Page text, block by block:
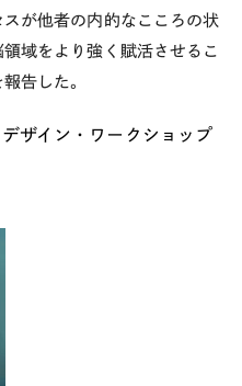
が他者の内的なこころの状
域をより強く賦活させるこ
告した。
ザイン・ワークショップ